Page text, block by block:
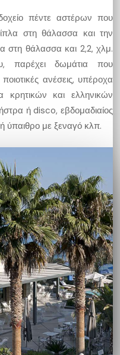
πέντε αστέρων που
στη θάλασσα και την
στη θάλασσα και 2,2, χλμ.
παρέχει δωμάτια που
ανέσεις, υπέροχα
και ελληνικών
ή disco, εβδομαδιαίος
ύπαιθρο με ξεναγό κλπ.